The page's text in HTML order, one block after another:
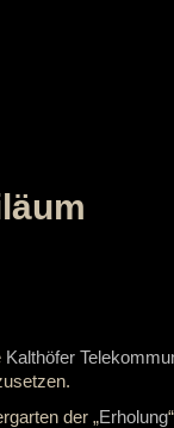
Kalthöfer
der „Erholung